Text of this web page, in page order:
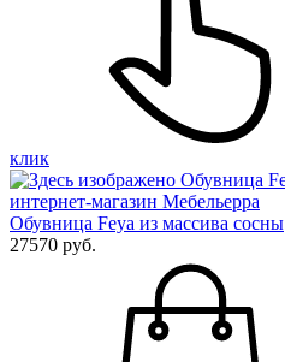
клик
Обувница Feya из массива сосны
27570 руб.